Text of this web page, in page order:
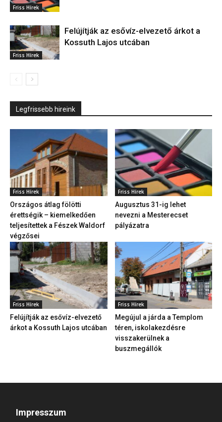
Friss Hírek
Friss Hírek
Felújítják az esővíz-elvezető árkot a
Kossuth Lajos utcában
Legfrissebb hireink
Friss Hírek
Országos átlag fölötti
érettségik – kiemelkedően
teljesítettek a Fészek Waldorf
végzősei
Friss Hírek
Augusztus 31-ig lehet
nevezni a Mesterecset
pályázatra
Friss Hírek
Felújítják az esővíz-elvezető
árkot a Kossuth Lajos utcában
Friss Hírek
Megújul a járda a Templom
téren, iskolakezdésre
visszakerülnek a
buszmegállók
Impresszum